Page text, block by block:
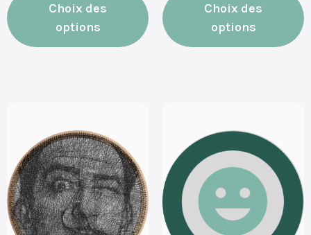
Choix des
options
Choix des
options